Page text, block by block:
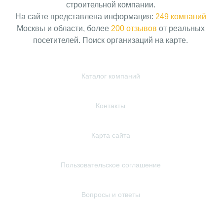
строительной компании.
На сайте представлена информация: 249 компаний
Москвы и области, более 200 отзывов от реальных
посетителей. Поиск организаций на карте.
Каталог компаний
Контакты
Карта сайта
Пользовательское соглашение
Вопросы и ответы